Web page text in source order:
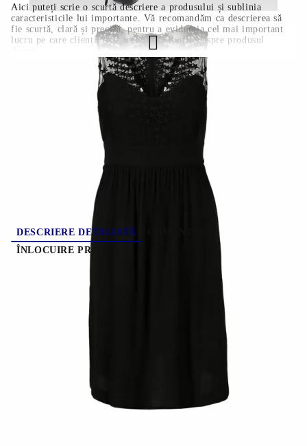
Aici puteți scrie o scurtă descriere a produsului și sublinia
caracteristicile lui importante. Vă recomandăm ca descrierea să
fie scurtă, clară și precisă, pentru a evidenția cel mai important
lucru pe care clienții dvs. trebuie să îl afle despre produsul
( 5 )
DESCRIERE DETALIATĂ
ÎNLOCUIRE PRODUS
Descrierea este esențială pentru succesul afacerii
dumneavoastră. Ea va determina dacă veți
transforma un vizitator într-un client, sau îl vei
respinge cu texte obscure și lipsă de detalii
esențiale. Este important să scrieți propriile descrieri
Google și alte motoare de căutare vă va penaliza
pentru acest lucru. Veți obține poziții mai înalte în
căutare, dacă publicați niște descrieri originale. Iată